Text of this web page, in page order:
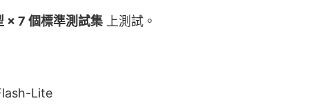
× 7 個標準測試集 上測試。
Lite